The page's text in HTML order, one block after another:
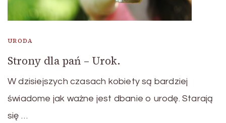
URODA
Strony dla pań – Urok.
W dzisiejszych czasach kobiety są bardziej
świadome jak ważne jest dbanie o urodę. Starają
się …